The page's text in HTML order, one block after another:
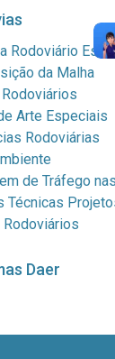
Rodoviário
da Malha
Arte Especiais
Rodoviárias
de Tráfego
Técnicas
Daer